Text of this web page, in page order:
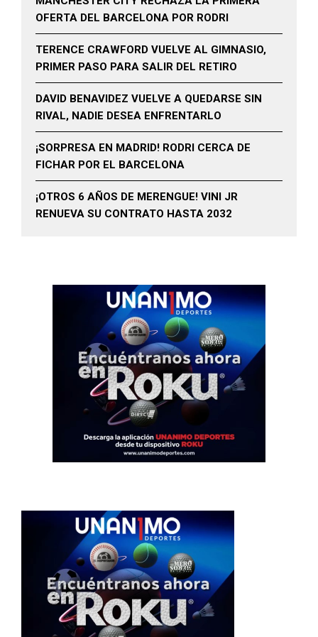
OFERTA DEL BARCELONA POR RODRI
TERENCE CRAWFORD VUELVE AL GIMNASIO,
PRIMER PASO PARA SALIR DEL RETIRO
DAVID BENAVIDEZ VUELVE A QUEDARSE SIN
RIVAL, NADIE DESEA ENFRENTARLO
¡SORPRESA EN MADRID! RODRI CERCA DE
FICHAR POR EL BARCELONA
¡OTROS 6 AÑOS DE MERENGUE! VINI JR
RENUEVA SU CONTRATO HASTA 2032